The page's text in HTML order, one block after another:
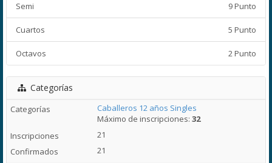
Semi 9 Punto
Cuartos 5 Punto
Octavos 2 Punto
Categorías
Caballeros 12 años Singles
Máximo de inscripciones:32
21
21